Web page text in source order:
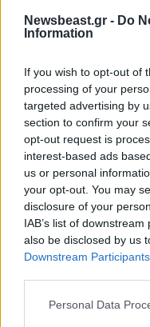
Newsbeast.gr - Do
Information
If you wish to opt-out of
processing of your
targeted advertising by
section to confirm your
opt-out request is
interest-based ads
us or personal
your opt-out. You may
disclosure of your
IAB’s list of
also be disclosed by us
Downstream Participants
Please note that this
Personal Data
συναδέλφους μου
τραπεζών στην
αντίστοιχες της
μικρότερες. Έχουμε
εξαγοράς μετά την
στην Ευρώπη και οι
ευρωπαϊκών
αυτές που κάνουν μια
τράπεζα.
Έτσι όπως πάει, όμως,
καλά, της